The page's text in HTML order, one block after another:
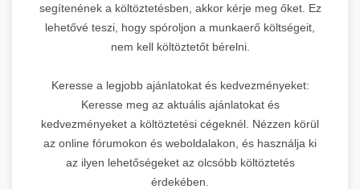
segítenének a költöztetésben, akkor kérje meg őket. Ez
lehetővé teszi, hogy spóroljon a munkaerő költségeit,
nem kell költöztetőt bérelni.
Keresse a legjobb ajánlatokat és kedvezményeket:
Keresse meg az aktuális ajánlatokat és
kedvezményeket a költöztetési cégeknél. Nézzen körül
az online fórumokon és weboldalakon, és használja ki
az ilyen lehetőségeket az olcsóbb költöztetés
érdekében.